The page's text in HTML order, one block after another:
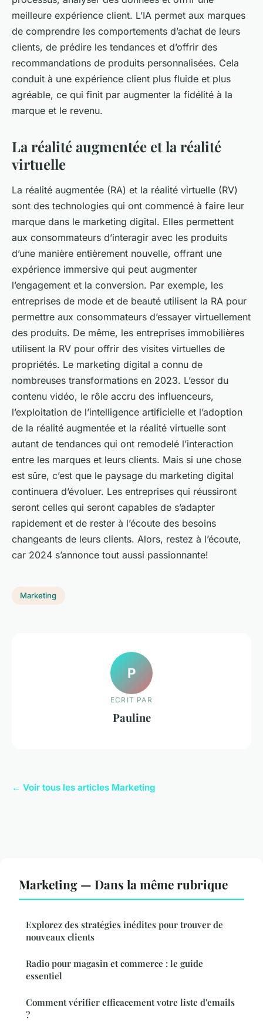
meilleure expérience client. L’IA permet aux marques
de comprendre les comportements d’achat de leurs
clients, de prédire les tendances et d’offrir des
recommandations de produits personnalisées. Cela
conduit à une expérience client plus fluide et plus
agréable, ce qui finit par augmenter la fidélité à la
marque et le revenu.
La réalité augmentée et la réalité
virtuelle
La réalité augmentée (RA) et la réalité virtuelle (RV)
sont des technologies qui ont commencé à faire leur
marque dans le marketing digital. Elles permettent
aux consommateurs d’interagir avec les produits
d’une manière entièrement nouvelle, offrant une
expérience immersive qui peut augmenter
l’engagement et la conversion. Par exemple, les
entreprises de mode et de beauté utilisent la RA pour
permettre aux consommateurs d’essayer virtuellement
des produits. De même, les entreprises immobilières
utilisent la RV pour offrir des visites virtuelles de
propriétés. Le marketing digital a connu de
nombreuses transformations en 2023. L’essor du
contenu vidéo, le rôle accru des influenceurs,
l’exploitation de l’intelligence artificielle et l’adoption
de la réalité augmentée et la réalité virtuelle sont
autant de tendances qui ont remodelé l’interaction
entre les marques et leurs clients. Mais si une chose
est sûre, c’est que le paysage du marketing digital
continuera d’évoluer. Les entreprises qui réussiront
seront celles qui seront capables de s’adapter
rapidement et de rester à l’écoute des besoins
changeants de leurs clients. Alors, restez à l’écoute,
car 2024 s’annonce tout aussi passionnante!
Marketing
P
ECRIT PAR
Pauline
← Voir tous les articles Marketing
Marketing — Dans la même rubrique
Explorez des stratégies inédites pour trouver de
nouveaux clients
Radio pour magasin et commerce : le guide
essentiel
Comment vérifier efficacement votre liste d'emails
?